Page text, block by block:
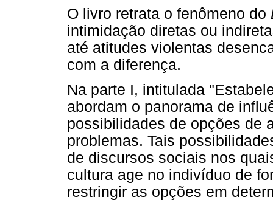
O livro retrata o fenômeno do
intimidação diretas ou
até atitudes violentas
com a diferença.
Na parte I, intitulada
abordam o panorama de
possibilidades de opções de
problemas. Tais
de discursos sociais nos
cultura age no indivíduo de
restringir as opções em